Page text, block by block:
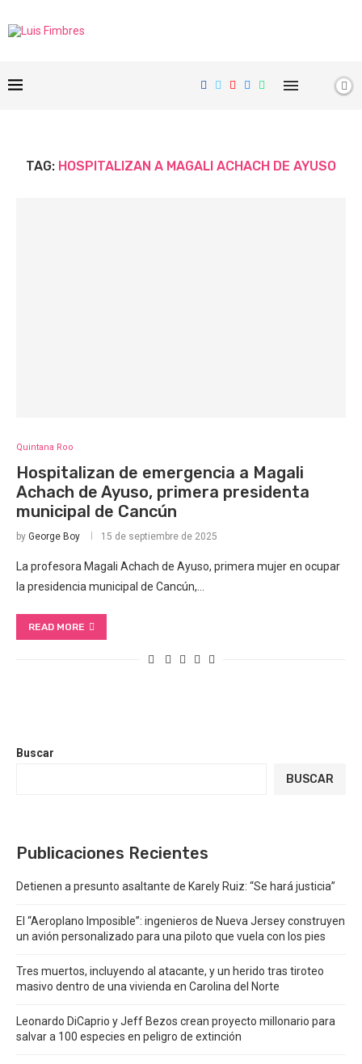
TAG: HOSPITALIZAN A MAGALI ACHACH DE AYUSO
Quintana Roo
Hospitalizan de emergencia a Magali
Achach de Ayuso, primera presidenta
municipal de Cancún
by George Boy 15 de septiembre de 2025
La profesora Magali Achach de Ayuso, primera mujer en ocupar
la presidencia municipal de Cancún,…
READ MORE
Buscar
BUSCAR
Publicaciones Recientes
Detienen a presunto asaltante de Karely Ruiz: “Se hará justicia”
El “Aeroplano Imposible”: ingenieros de Nueva Jersey construyen
un avión personalizado para una piloto que vuela con los pies
Tres muertos, incluyendo al atacante, y un herido tras tiroteo
masivo dentro de una vivienda en Carolina del Norte
Leonardo DiCaprio y Jeff Bezos crean proyecto millonario para
salvar a 100 especies en peligro de extinción